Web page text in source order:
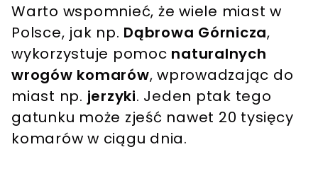
Warto wspomnieć, że wiele miast w
Polsce, jak np. Dąbrowa Górnicza,
wykorzystuje pomoc naturalnych
wrogów komarów, wprowadzając do
miast np. jerzyki. Jeden ptak tego
gatunku może zjeść nawet 20 tysięcy
komarów w ciągu dnia.